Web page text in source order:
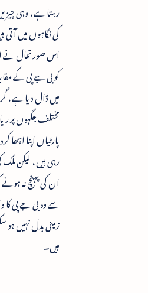
رہتا ہے ، وہی
کی نگاہوں میں آتی
اس صورتحال نے
کو بی جے پی کے
میں ڈال دیا ہے ،
مختلف جگہوں پر
پارٹیاں اپنا اچھا
رہی ہیں ، لیکن
ان کی پہنچ نہ
سے وہ بی جے پی کا
زمینی بدل نہیں ہو
ہیں۔